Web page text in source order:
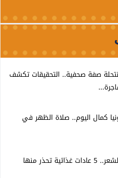
صفة صحفية.. التحقيقات تكشف
كمال اليوم.. صلاة الظهر في
تساقط الشعر.. 5 عادات غذائية تحذر منها